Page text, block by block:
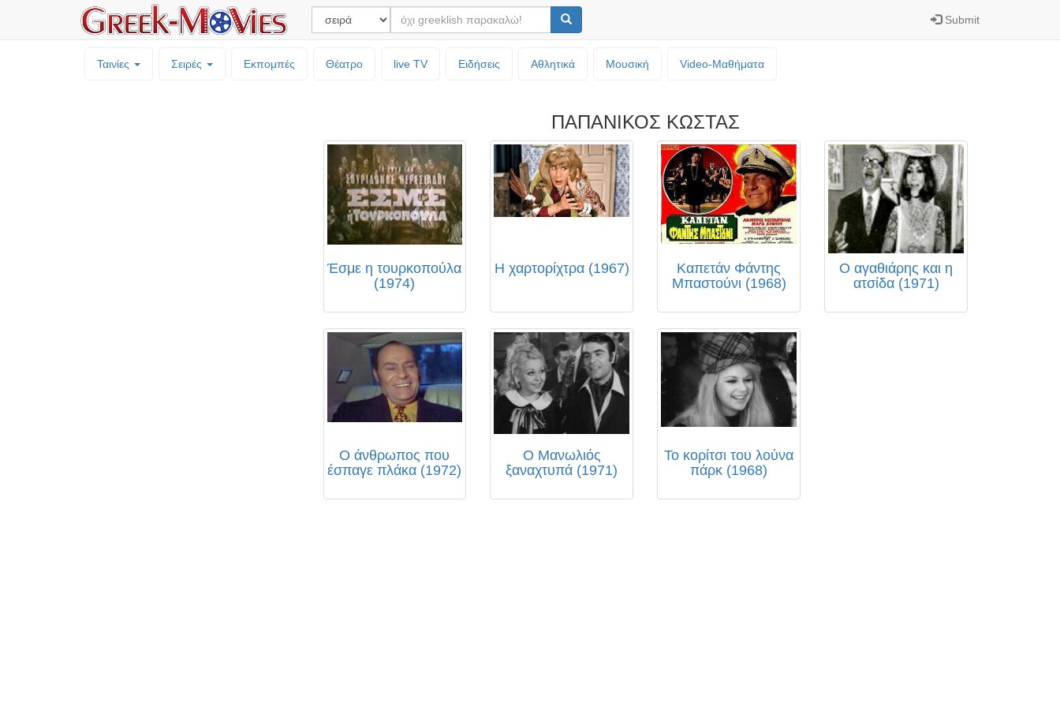
Submit
Ταινίες Σειρές Εκπομπές Θέατρο live TV Ειδήσεις Αθλητικά Μουσική Video-Mαθήματα
ΠΑΠΑΝΙΚΟΣ ΚΩΣΤΑΣ
Έσμε η τουρκοπούλα
(1974)
Η χαρτορίχτρα (1967)
Καπετάν Φάντης
Μπαστούνι (1968)
Ο αγαθιάρης και η
ατσίδα (1971)
Ο άνθρωπος που
έσπαγε πλάκα (1972)
Ο Μανωλιός
ξαναχτυπά (1971)
Το κορίτσι του λούνα
πάρκ (1968)